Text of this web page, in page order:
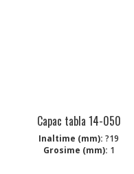
Capac tabla 14-050
Inaltime (mm): ?19
Grosime (mm): 1